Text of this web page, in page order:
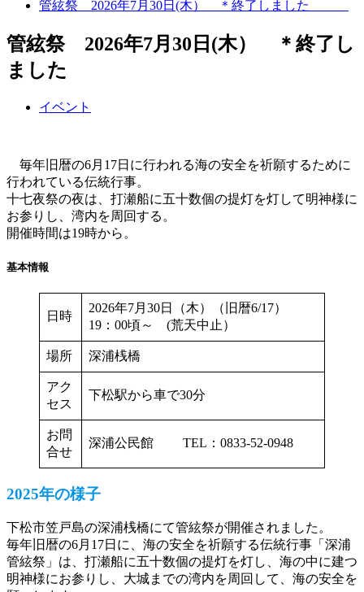
管絃祭 2026年7月30日(木） ＊終了しました
管絃祭 2026年7月30日(木） ＊終了し
ました
イベント
毎年旧暦の6月17日に行われる海の安全を祈願するために
行われている伝統行事。
十七夜祭の夜は、打瀬船に五十数個の提灯を灯して明神様に
お参りし、湾内を周回する。
開催時間は19時から。
基本情報
日時
2026年7月30日（木）（旧暦6/17）
19：00頃～ (荒天中止）
場所 深浦桟橋
アク
セス
下松駅から車で30分
お問
合せ
深浦公民館 TEL：0833-52-0948
2025年の様子
下松市笠戸島の深浦桟橋にて管絃祭が開催されました。
毎年旧暦の6月17日に、海の安全を祈願する伝統行事「深浦
管絃祭」は、打瀬船に五十数個の提灯を灯し、海の中に建つ
明神様にお参りし、大城までの湾内を周回して、海の安全を